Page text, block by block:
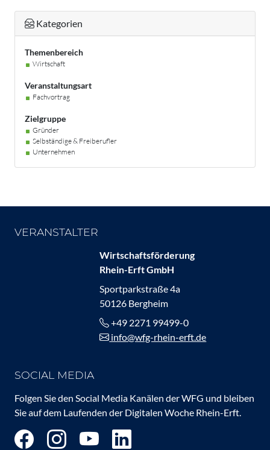
Kategorien
Themenbereich
Wirtschaft
Veranstaltungsart
Fachvortrag
Zielgruppe
Gründer
Selbständige & Freiberufler
Unternehmen
VERANSTALTER
Wirtschaftsförderung
Rhein-Erft GmbH
Sportparkstraße 4a
50126 Bergheim
+49 2271 99499-0
info@wfg-rhein-erft.de
SOCIAL MEDIA
Folgen Sie den Social Media Kanälen der WFG und bleiben
Sie auf dem Laufenden der Digitalen Woche Rhein-Erft.